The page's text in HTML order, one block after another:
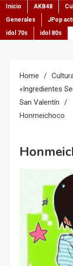
Inicio AKB48
Generales
JPop
idol 70s
idol 80s
Home
«Ingredientes
San Valentín
Honmeichoco